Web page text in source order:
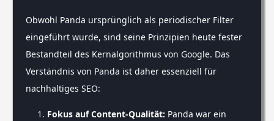
Obwohl Panda ursprünglich als periodischer Filter
eingeführt wurde, sind seine Prinzipien heute fester
Bestandteil des Kernalgorithmus von Google. Das
Verständnis von Panda ist daher essenziell für
nachhaltiges SEO:
Fokus auf Content-Qualität: Panda war ein